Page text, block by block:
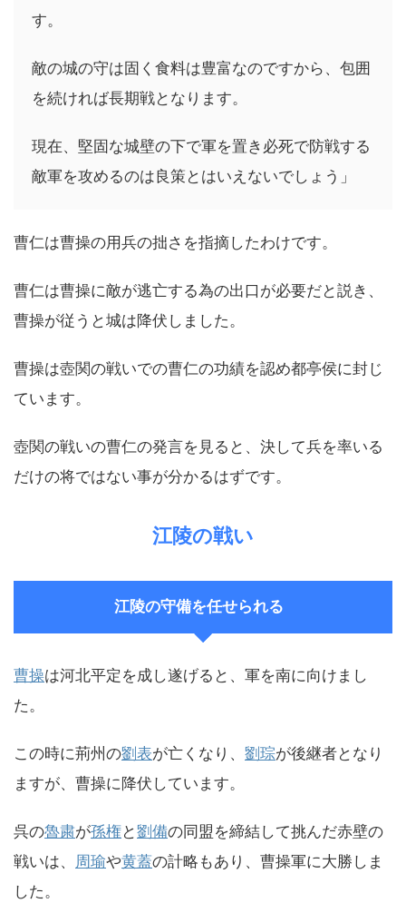
す。
敵の城の守は固く食料は豊富なのですから、包囲
を続ければ長期戦となります。
現在、堅固な城壁の下で軍を置き必死で防戦する
敵軍を攻めるのは良策とはいえないでしょう」
曹仁は曹操の用兵の拙さを指摘したわけです。
曹仁は曹操に敵が逃亡する為の出口が必要だと説き、
曹操が従うと城は降伏しました。
曹操は壺関の戦いでの曹仁の功績を認め都亭侯に封じ
ています。
壺関の戦いの曹仁の発言を見ると、決して兵を率いる
だけの将ではない事が分かるはずです。
江陵の戦い
江陵の守備を任せられる
曹操は河北平定を成し遂げると、軍を南に向けまし
た。
この時に荊州の劉表が亡くなり、 劉琮が後継者となり
ますが、曹操に降伏しています。
呉の魯粛が孫権と劉備の同盟を締結して挑んだ赤壁の
戦いは、 周瑜や黄蓋の計略もあり、曹操軍に大勝しま
した。